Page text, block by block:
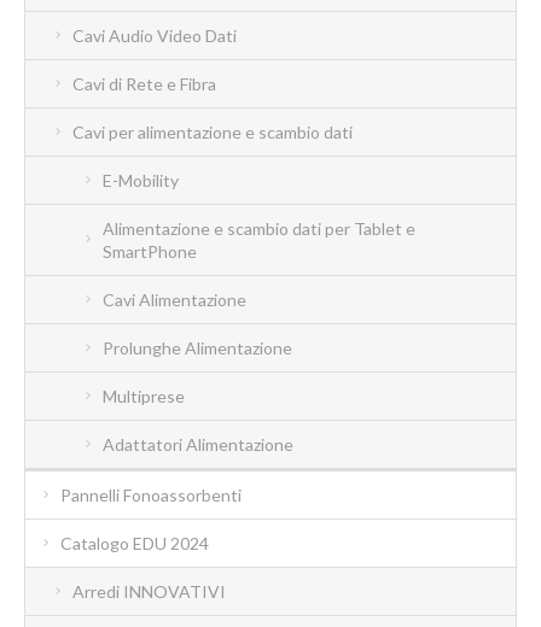
Cavi Audio Video Dati
Cavi di Rete e Fibra
Cavi per alimentazione e scambio dati
E-Mobility
Alimentazione e scambio dati per Tablet e
SmartPhone
Cavi Alimentazione
Prolunghe Alimentazione
Multiprese
Adattatori Alimentazione
Pannelli Fonoassorbenti
Catalogo EDU 2024
Arredi INNOVATIVI